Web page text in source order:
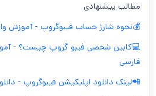
مطالب پیشنهادی
💰نحوه شارژ حساب فیبوگروپ - آموزش
💻کابین شخصی فیبو گروپ چیست؟ -
فارسی
📲لینک دانلود اپلیکیشن فیبوگروپ -